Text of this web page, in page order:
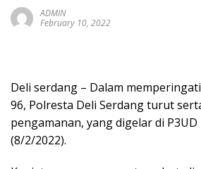
ADMIN
February 10, 2022
Deli serdang – Dalam
96, Polresta Deli Serdang turut
pengamanan, yang digelar di P3UD
(8/2/2022).